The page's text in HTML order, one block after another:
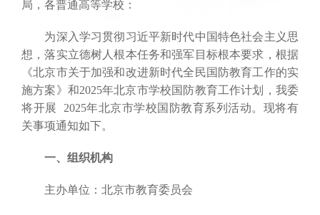
局，各普通高等学校：
为深入学习贯彻习近平新时代中国特色社会主义思
想，落实立德树人根本任务和强军目标根本要求，根据
《北京市关于加强和改进新时代全民国防教育工作的实
施方案》和2025年北京市学校国防教育工作计划，我委
将开展 2025年北京市学校国防教育系列活动。现将有
关事项通知如下。
一、组织机构
主办单位：北京市教育委员会